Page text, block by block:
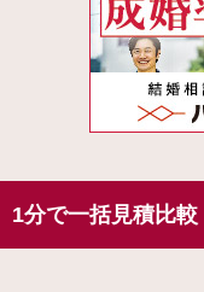
1分で一括見積比較